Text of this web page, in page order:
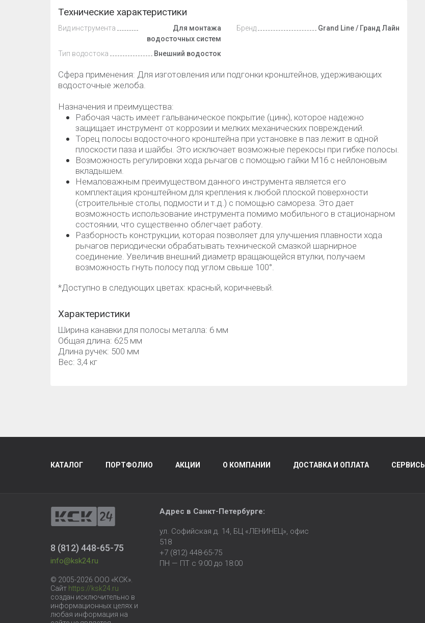
Технические характеристики
Вид инструмента
Для монтажа
водосточных систем
Тип водостока
Внешний водосток
Бренд Grand Line / Гранд Лайн
Сфера применения: Для изготовления или подгонки кронштейнов, удерживающих
водосточные желоба.
Назначения и преимущества:
Рабочая часть имеет гальваническое покрытие (цинк), которое надежно
защищает инструмент от коррозии и мелких механических повреждений.
Торец полосы водосточного кронштейна при установке в паз лежит в одной
плоскости паза и шайбы. Это исключает возможные перекосы при гибке полосы.
Возможность регулировки хода рычагов с помощью гайки М16 с нейлоновым
вкладышем.
Немаловажным преимуществом данного инструмента является его
комплектация кронштейном для крепления к любой плоской поверхности
(строительные столы, подмости и т.д.) с помощью самореза. Это дает
возможность использование инструмента помимо мобильного в стационарном
состоянии, что существенно облегчает работу.
Разборность конструкции, которая позволяет для улучшения плавности хода
рычагов периодически обрабатывать технической смазкой шарнирное
соединение. Увеличив внешний диаметр вращающейся втулки, получаем
возможность гнуть полосу под углом свыше 100°.
*Доступно в следующих цветах: красный, коричневый.
Характеристики
Ширина канавки для полосы металла: 6 мм
Общая длина: 625 мм
Длина ручек: 500 мм
Вес: 3,4 кг
КАТАЛОГ ПОРТФОЛИО АКЦИИ О КОМПАНИИ ДОСТАВКА И ОПЛАТА СЕРВИСЫ
8 (812) 448-65-75
info@ksk24.ru
© 2005-2026 ООО «КСК».
Сайт https://ksk24.ru
создан исключительно в
информационных целях и
любая информация на
Адрес в Санкт-Петербурге:
ул. Софийская д. 14, БЦ «ЛЕНИНЕЦ», офис
518
+7 (812) 448-65-75
ПН — ПТ с 9:00 до 18:00